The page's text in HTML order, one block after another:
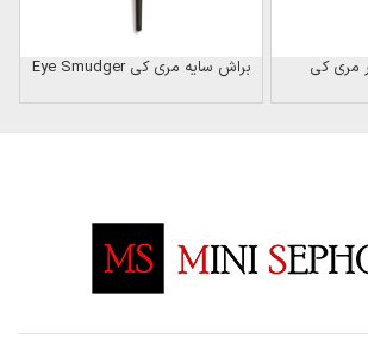
مری کی براش سایه مری کی Eye Smudger